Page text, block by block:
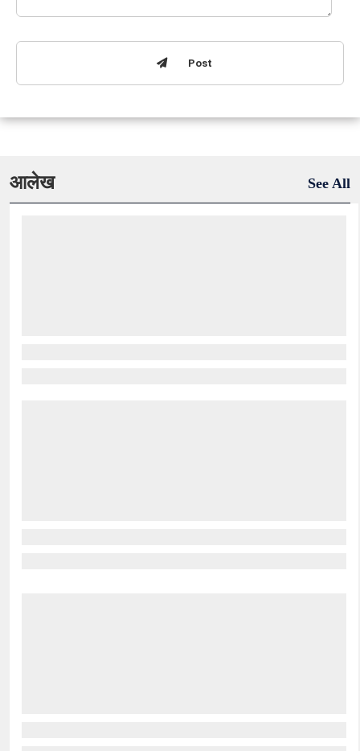
Post
आलेख See All